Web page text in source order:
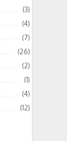
(3)
(4)
(7)
(26)
(2)
(1)
(4)
(12)